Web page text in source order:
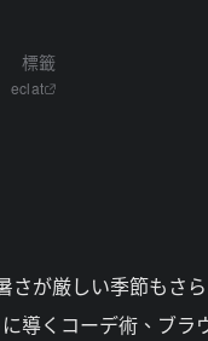
標籤
eclat
が厳しい季節もさ
導くコーデ術、ブ